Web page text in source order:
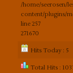
/home/seerosen/
content/plugins/
line 257
271670
Hits Today : 5
Total Hits :